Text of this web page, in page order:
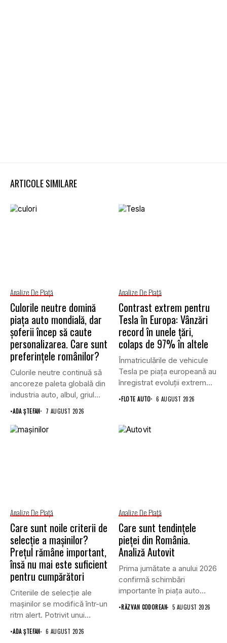
ARTICOLE SIMILARE
Analize De Piață
Culorile neutre domină
piața auto mondială, dar
șoferii încep să caute
personalizarea. Care sunt
preferințele românilor?
Culorile neutre continuă să
ancoreze paleta globală din
industria auto, albul, griul...
•ADA ȘTEFAN 7 AUGUST 2026
Analize De Piață
Contrast extrem pentru
Tesla în Europa: Vânzări
record în unele țări,
colaps de 97% în altele
Înmatriculările de vehicule
Tesla pe piața europeană au
înregistrat evoluții extrem
de...
•FLOTE AUTO 6 AUGUST 2026
Analize De Piață
Care sunt noile criterii de
selecție a mașinilor?
Prețul rămâne important,
însă nu mai este suficient
pentru cumpărători
Criteriile de selecție ale
mașinilor se modifică într-un
ritm alert. Potrivit unui...
•ADA ȘTEFAN 6 AUGUST 2026
Analize De Piață
Care sunt tendințele
pieței din România.
Analiză Autovit
Prima jumătate a anului 2026
confirmă schimbări
importante în piața auto
din...
•RĂZVAN CODOREAN 5 AUGUST 2026